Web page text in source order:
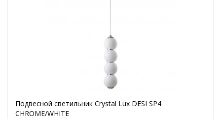
Подвесной светильник Crystal Lux DESI SP4
CHROME/WHITE